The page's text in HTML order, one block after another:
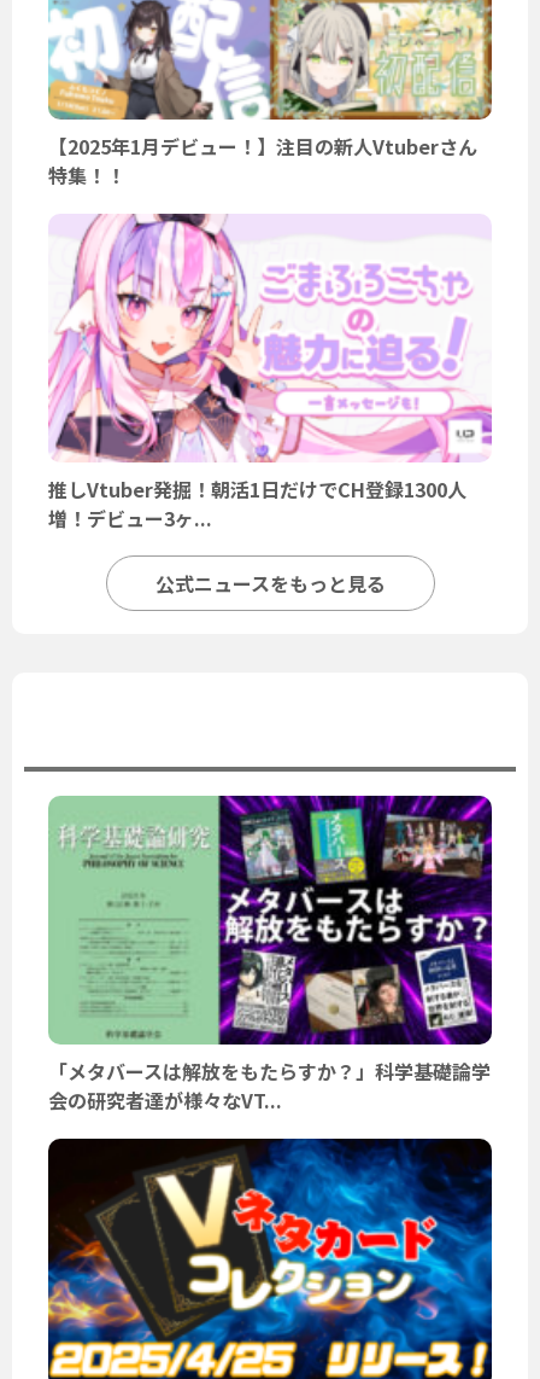
【2025年1月デビュー！】注目の新人Vtuberさん
特集！！
推しVtuber発掘！朝活1日だけでCH登録1300人
増！デビュー3ヶ...
公式ニュースをもっと見る
「メタバースは解放をもたらすか？」科学基礎論学
会の研究者達が様々なVT...